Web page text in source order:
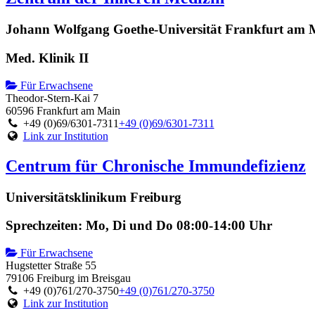
Johann Wolfgang Goethe-Universität Frankfurt am
Med. Klinik II
Für Erwachsene
Theodor-Stern-Kai 7
60596 Frankfurt am Main
+49 (0)69/6301-7311+49 (0)69/6301-7311
Link zur Institution
Centrum für Chronische Immundefizienz
Universitätsklinikum Freiburg
Sprechzeiten: Mo, Di und Do 08:00-14:00 Uhr
Für Erwachsene
Hugstetter Straße 55
79106 Freiburg im Breisgau
+49 (0)761/270-3750+49 (0)761/270-3750
Link zur Institution